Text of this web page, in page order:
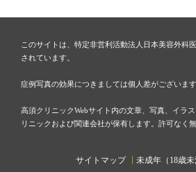
このサイトは、特定非営利活動法人日本美容外科
されています。
症例写真の効果につきましては個人差がございま
高須クリニックWebサイト内の文章、写真、イラ
リニックおよび関連会社が保有します。許可なく
サイトマップ
未成年（18歳